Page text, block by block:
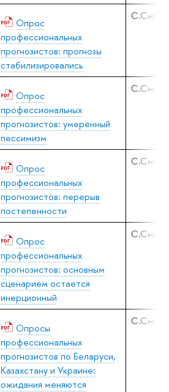
Опрос
профессиональных
прогнозистов: прогнозы
стабилизировались
Опрос
профессиональных
прогнозистов: умеренный
пессимизм
Опрос
профессиональных
прогнозистов: перерыв
постепенности
Опрос
профессиональных
прогнозистов: основным
сценарием остается
инерционный
Опросы
профессиональных
прогнозистов по Беларуси,
Казахстану и Украине:
ожидания меняются